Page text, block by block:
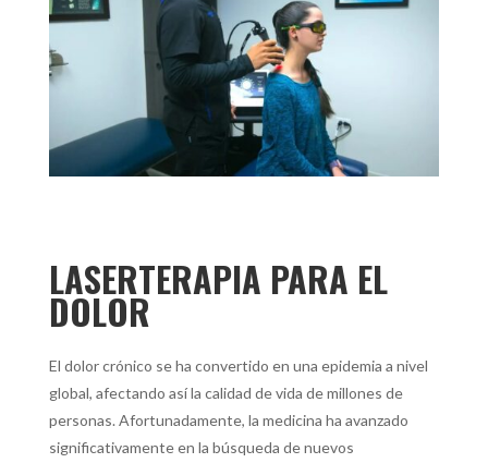
LASERTERAPIA PARA EL
DOLOR
El dolor crónico se ha convertido en una epidemia a nivel
global, afectando así la calidad de vida de millones de
personas. Afortunadamente, la medicina ha avanzado
significativamente en la búsqueda de nuevos